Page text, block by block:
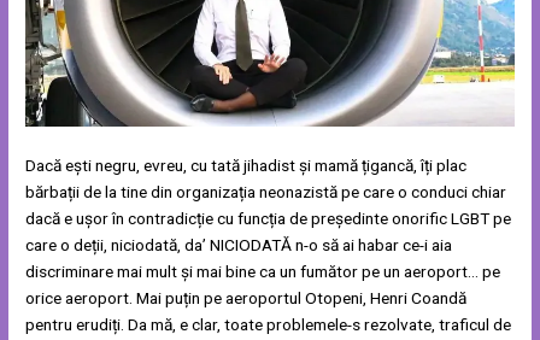
Dacă ești negru, evreu, cu tată jihadist și mamă țigancă, îți plac
bărbații de la tine din organizația neonazistă pe care o conduci chiar
dacă e ușor în contradicție cu funcția de președinte onorific LGBT pe
care o deții, niciodată, da’ NICIODATĂ n-o să ai habar ce-i aia
discriminare mai mult și mai bine ca un fumător pe un aeroport… pe
orice aeroport. Mai puțin pe aeroportul Otopeni, Henri Coandă
pentru erudiți. Da mă, e clar, toate problemele-s rezolvate, traficul de